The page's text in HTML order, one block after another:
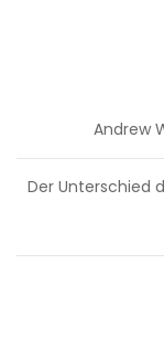
Andrew
Der Unterschied